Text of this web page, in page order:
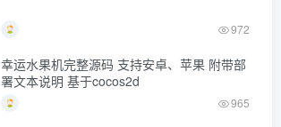
972
幸运水果机完整源码 支持安卓、苹果 附带部
署文本说明 基于cocos2d
965